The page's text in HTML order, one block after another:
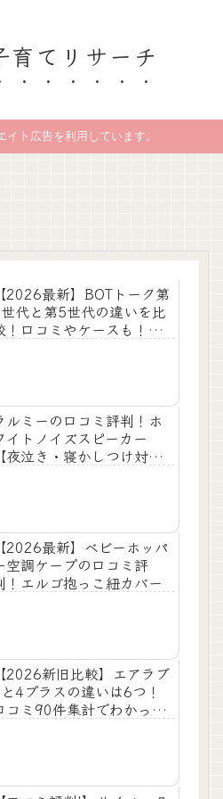
育てリサーチ
ト広告を利用しています。
【2026最新】BOTトーク第
代と第5世代の違いを比
！口コミやケースも！
ルミーの口コミ評判！ホ
イトノイズスピーカー
【夜泣き・寝かしつけ対
【2026最新】ベビーホッパ
空調ケープの口コミ評
！エルゴ抱っこ紐カバー
【2026新旧比較】エアラブ
4プラスの違いは6つ！
コミ90件集計でわかった